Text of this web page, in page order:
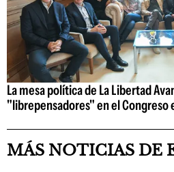
La mesa política de La Libertad
"librepensadores" en el Congreso
MÁS NOTICIAS DE